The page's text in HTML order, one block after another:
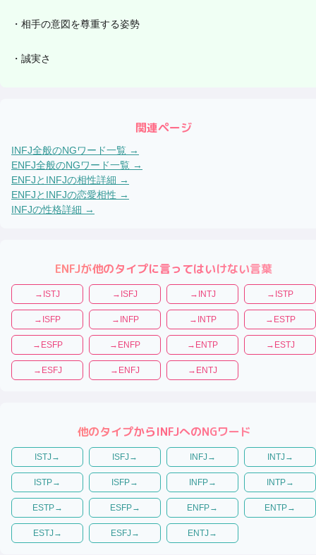
・ 相手の意図を尊重する姿勢
・ 誠実さ
関連ページ
INFJ全般のNGワード一覧 →
ENFJ全般のNGワード一覧 →
ENFJと INFJの相性詳細 →
ENFJと INFJの恋愛相性 →
INFJの性格詳細 →
ENFJが他のタイプに言ってはいけない言葉
→ ISTJ → ISFJ → INTJ → ISTP
→ ISFP → INFP → INTP → ESTP
→ ESFP → ENFP → ENTP → ESTJ
→ ESFJ → ENFJ → ENTJ
他のタイプからINFJへのNGワード
ISTJ → ISFJ → INFJ → INTJ →
ISTP→ ISFP→ INFP→ INTP→
ESTP→ ESFP→ ENFP→ ENTP→
ESTJ → ESFJ → ENTJ →